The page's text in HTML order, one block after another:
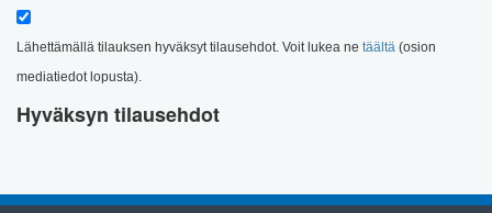
Hyväksyn tilausehdot
Lähettämällä tilauksen hyväksyt tilausehdot. Voit lukea ne täältä (osion
mediatiedot lopusta).